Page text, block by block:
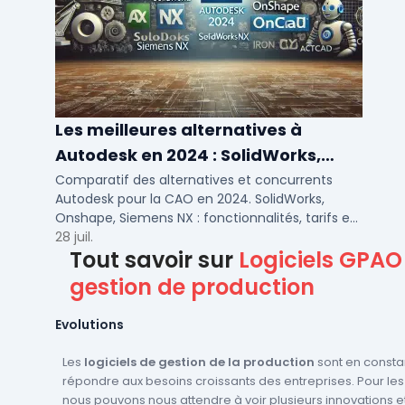
Les meilleures alternatives à
Autodesk en 2024 : SolidWorks,
Siemens NX et autres solutions CAO
Comparatif des alternatives et concurrents
Autodesk pour la CAO en 2024. SolidWorks,
Onshape, Siemens NX : fonctionnalités, tarifs et
cas d'usage pour PME et bureaux d'études.
28 juil.
Tout savoir sur Logiciels
gestion de production
Evolutions
Les logiciels de gestion de la production sont en
répondre aux besoins croissants des entreprises. Pour
nous pouvons nous attendre à voir plusieurs innovations